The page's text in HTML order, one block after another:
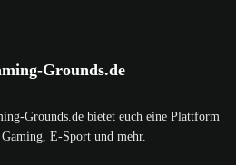
Grounds.de
Grounds.de bietet euch eine Plattform
E-Sport und mehr.